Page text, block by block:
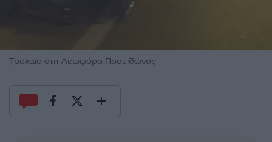
Τροχαίο στη Λεωφόρο Ποσειδώνος